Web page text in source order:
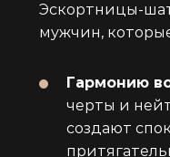
Эскортницы-
мужчин,
Гармонию
черты и
создают